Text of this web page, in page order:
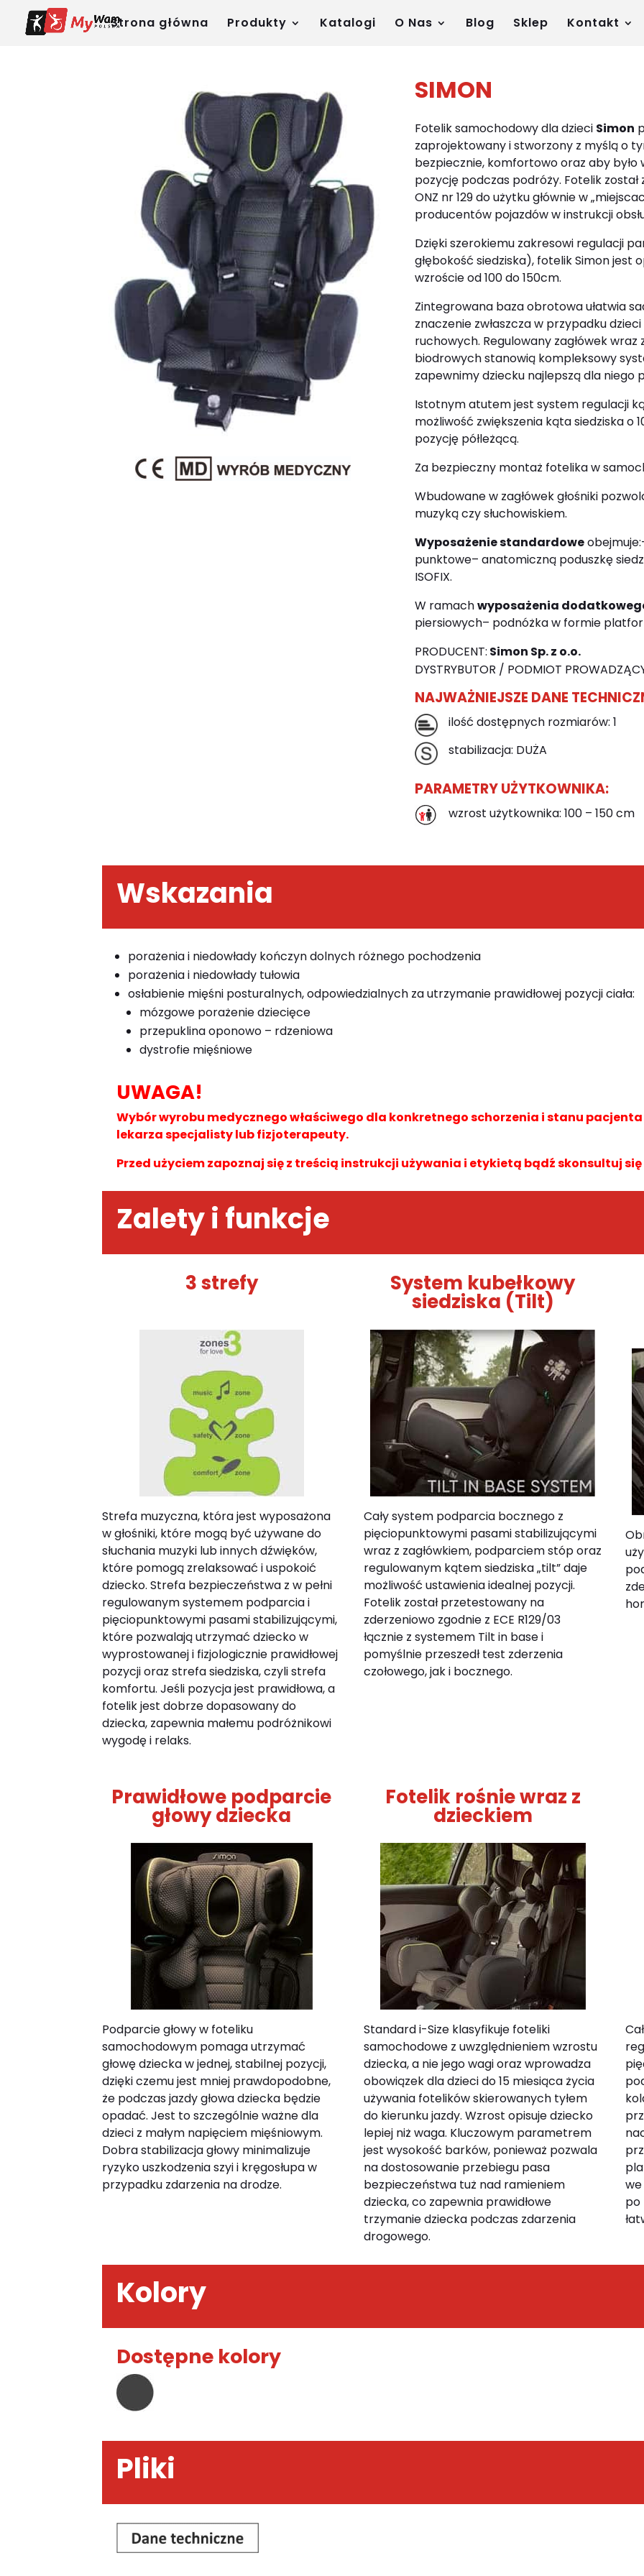
Strona główna Produkty Katalogi O Nas Blog Sklep Kontakt
SIMON
Fotelik samochodowy dla dzieci Simon
zaprojektowany i stworzony z myślą o
bezpiecznie, komfortowo oraz aby
pozycję podczas podróży. Fotelik
ONZ nr 129 do użytku głównie w
producentów pojazdów w instrukcji
Dzięki szerokiemu zakresowi regulacji
głębokość siedziska), fotelik Simon
wzroście od 100 do 150cm.
Zintegrowana baza obrotowa ułatwia
znaczenie zwłaszcza w przypadku
ruchowych. Regulowany zagłówek
biodrowych stanowią kompleksowy
zapewnimy dziecku najlepszą dla niego
Istotnym atutem jest system regulacji
możliwość zwiększenia kąta siedziska o
pozycję półleżącą.
Za bezpieczny montaż fotelika w
Wbudowane w zagłówek głośniki
muzyką czy słuchowiskiem.
Wyposażenie standardoweobejmuje:
punktowe– anatomiczną poduszkę
ISOFIX.
W ramachwyposażenia
piersiowych– podnóżka w formie
PRODUCENT: Simon Sp. z o.o.
DYSTRYBUTOR / PODMIOT
NAJWAŻNIEJSZE DANE
ilość dostępnych rozmiarów: 1
stabilizacja: DUŻA
PARAMETRY UŻYTKOWNIKA:
wzrost użytkownika: 100 – 150 cm
Wskazania
porażenia i niedowłady kończyn dolnych różnego pochodzenia
porażenia i niedowłady tułowia
osłabienie mięśni posturalnych, odpowiedzialnych za utrzymanie prawidłowej pozycji ciała:
mózgowe porażenie dziecięce
przepuklina oponowo – rdzeniowa
dystrofie mięśniowe
UWAGA!
Wybór wyrobu medycznego właściwego dla konkretnego schorzenia i stanu
lekarza specjalisty lub fizjoterapeuty.
Przed użyciem zapoznaj się z treścią instrukcji używania i etykietą bądź skonsultuj
Zalety i funkcje
3 strefy
Strefa muzyczna, która jest wyposażona
w głośniki, które mogą być używane do
słuchania muzyki lub innych dźwięków,
które pomogą zrelaksować i uspokoić
dziecko. Strefa bezpieczeństwa z w pełni
regulowanym systemem podparcia i
pięciopunktowymi pasami stabilizującymi,
które pozwalają utrzymać dziecko w
wyprostowanej i fizjologicznie prawidłowej
pozycji oraz strefa siedziska, czyli strefa
komfortu. Jeśli pozycja jest prawidłowa, a
fotelik jest dobrze dopasowany do
dziecka, zapewnia małemu podróżnikowi
wygodę i relaks.
System kubełkowy
siedziska (Tilt)
Cały system podparcia bocznego z
pięciopunktowymi pasami stabilizującymi
wraz z zagłówkiem, podparciem stóp oraz
regulowanym kątem siedziska „tilt” daje
możliwość ustawienia idealnej pozycji.
Fotelik został przetestowany na
zderzeniowo zgodnie z ECE R129/03
łącznie z systemem Tilt in base i
pomyślnie przeszedł test zderzenia
czołowego, jak i bocznego.
Prawidłowe podparcie
głowy dziecka
Podparcie głowy w foteliku
samochodowym pomaga utrzymać
głowę dziecka w jednej, stabilnej pozycji,
dzięki czemu jest mniej prawdopodobne,
że podczas jazdy głowa dziecka będzie
opadać. Jest to szczególnie ważne dla
dzieci z małym napięciem mięśniowym.
Dobra stabilizacja głowy minimalizuje
ryzyko uszkodzenia szyi i kręgosłupa w
przypadku zdarzenia na drodze.
Fotelik rośnie wraz z
dzieckiem
Standard i-Size klasyfikuje foteliki
samochodowe z uwzględnieniem wzrostu
dziecka, a nie jego wagi oraz wprowadza
obowiązek dla dzieci do 15 miesiąca życia
używania fotelików skierowanych tyłem
do kierunku jazdy. Wzrost opisuje dziecko
lepiej niż waga. Kluczowym parametrem
jest wysokość barków, ponieważ pozwala
na dostosowanie przebiegu pasa
bezpieczeństwa tuż nad ramieniem
dziecka, co zapewnia prawidłowe
trzymanie dziecka podczas zdarzenia
drogowego.
po
Kolory
Dostępne kolory
Pliki